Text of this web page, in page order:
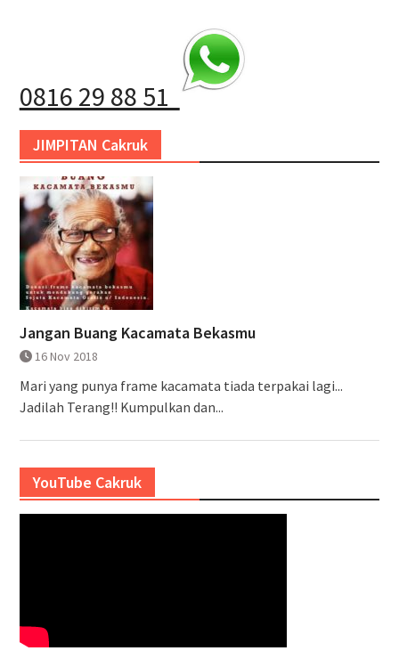
0816 29 88 51
JIMPITAN Cakruk
Jangan Buang Kacamata Bekasmu
16 Nov 2018
Mari yang punya frame kacamata tiada terpakai lagi...
Jadilah Terang!! Kumpulkan dan...
YouTube Cakruk